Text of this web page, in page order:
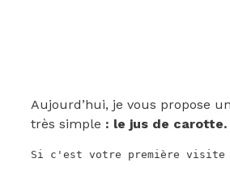
Aujourd’hui, je vous propose
très simple : le jus de carotte.
Si c'est votre première visite